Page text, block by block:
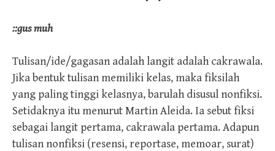
::gus muh
Tulisan/ide/gagasan adalah langit adalah cakrawala.
Jika bentuk tulisan memiliki kelas, maka fiksilah
yang paling tinggi kelasnya, barulah disusul nonfiksi.
Setidaknya itu menurut Martin Aleida. Ia sebut fiksi
sebagai langit pertama, cakrawala pertama. Adapun
tulisan nonfiksi (resensi, reportase, memoar, surat)